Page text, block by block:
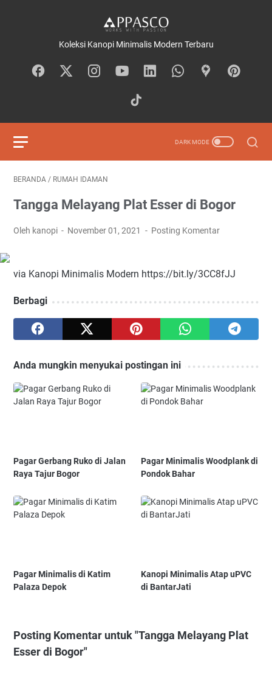
Koleksi Kanopi Minimalis Modern Terbaru
BERANDA / RUMAH IDAMAN
Tangga Melayang Plat Esser di Bogor
Oleh kanopi November 01, 2021 Posting Komentar
via Kanopi Minimalis Modern https://bit.ly/3CC8fJJ
Berbagi
Anda mungkin menyukai postingan ini
Pagar Gerbang Ruko di Jalan
Raya Tajur Bogor
Pagar Minimalis Woodplank di
Pondok Bahar
Pagar Minimalis di Katim
Palaza Depok
Kanopi Minimalis Atap uPVC
di BantarJati
Posting Komentar untuk "Tangga Melayang Plat
Esser di Bogor"